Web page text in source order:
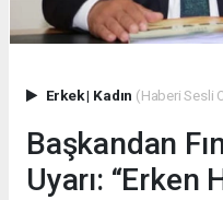
Erkek| Kadın (Haberi Sesli
Başkandan
Uyarı: “Erken